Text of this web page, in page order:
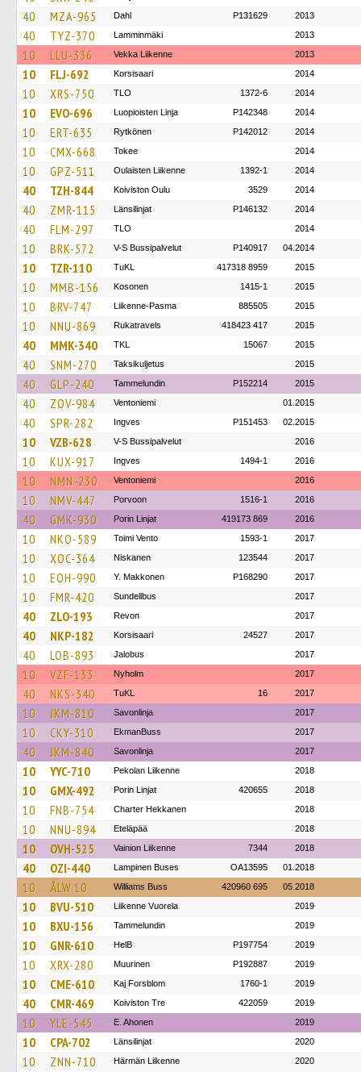
40 MZA-965 Dahl P131629 2013
40 TYZ-370 Lamminmäki 2013
10 LLU-336 Vekka Liikenne 2013
10 FLJ-692 Korsisaari 2014
10 XRS-750 TLO 1372-6 2014
10 EVO-696 Luopioisten Linja P142348 2014
10 ERT-635 Rytkönen P142012 2014
10 CMX-668 Tokee 2014
10 GPZ-511 Oulaisten Liikenne 1392-1 2014
40 TZH-844 Koiviston Oulu 3529 2014
40 ZMR-115 Länsilinjat P146132 2014
40 FLM-297 TLO 2014
10 BRK-572 V-S Bussipalvelut P140917 04.2014
10 TZR-110 TuKL 417318 8959 2015
10 MMB-156 Kosonen 1415-1 2015
10 BRV-747 Liikenne-Pasma 885505 2015
10 NNU-869 Rukatravels 418423 417 2015
40 MMK-340 TKL 15067 2015
40 SNM-270 Taksikuljetus 2015
40 GLP-240 Tammelundin P152214 2015
40 ZOV-984 Ventoniemi 01.2015
40 SPR-282 Ingves P151453 02.2015
10 VZB-628 V-S Bussipalvelut 2016
10 KUX-917 Ingves 1494-1 2016
10 NMN-230 Ventoniemi 2016
10 NMV-447 Porvoon 1516-1 2016
40 GMK-930 Porin Linjat 419173 869 2016
10 NKO-589 Toimi Vento 1593-1 2017
10 XOC-364 Niskanen 123544 2017
10 EOH-990 Y. Makkonen P168290 2017
10 FMR-420 Sundellbus 2017
40 ZLO-193 Revon 2017
40 NKP-182 Korsisaari 24527 2017
40 LOB-893 Jalobus 2017
10 VZF-133 Nyholm 2017
40 NKS-340 TuKL 16 2017
10 JKM-810 Savonlinja 2017
10 CKY-310 EkmanBuss 2017
40 JKM-840 Savonlinja 2017
10 YYC-710 Pekolan Liikenne 2018
10 GMX-492 Porin Linjat 420655 2018
10 FNB-754 Charter Hekkanen 2018
10 NNU-894 Eteläpää 2018
10 OVH-525 Vainion Liikenne 7344 2018
40 OZI-440 Lampinen Buses OA13595 01.2018
10 ÅLW 10 Williams Buss 420960 695 05.2018
10 BVU-510 Liikenne Vuorela 2019
10 BXU-156 Tammelundin 2019
10 GNR-610 HelB P197754 2019
10 XRX-280 Muurinen P192887 2019
10 CME-610 Kaj Forsblom 1760-1 2019
40 CMR-469 Koiviston Tre 422059 2019
10 YLE-545 E. Ahonen 2019
10 CPA-702 Länsilinjat 2020
10 ZNN-710 Härmän Liikenne 2020